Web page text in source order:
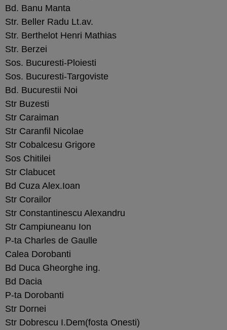
Bd. Banu Manta
Str. Beller Radu Lt.av.
Str. Berthelot Henri Mathias
Str. Berzei
Sos. Bucuresti-Ploiesti
Sos. Bucuresti-Targoviste
Bd. Bucurestii Noi
Str Buzesti
Str Caraiman
Str Caranfil Nicolae
Str Cobalcesu Grigore
Sos Chitilei
Str Clabucet
Bd Cuza Alex.Ioan
Str Corailor
Str Constantinescu Alexandru
Str Campiuneanu Ion
P-ta Charles de Gaulle
Calea Dorobanti
Bd Duca Gheorghe ing.
Bd Dacia
P-ta Dorobanti
Str Dornei
Str Dobrescu I.Dem(fosta Onesti)